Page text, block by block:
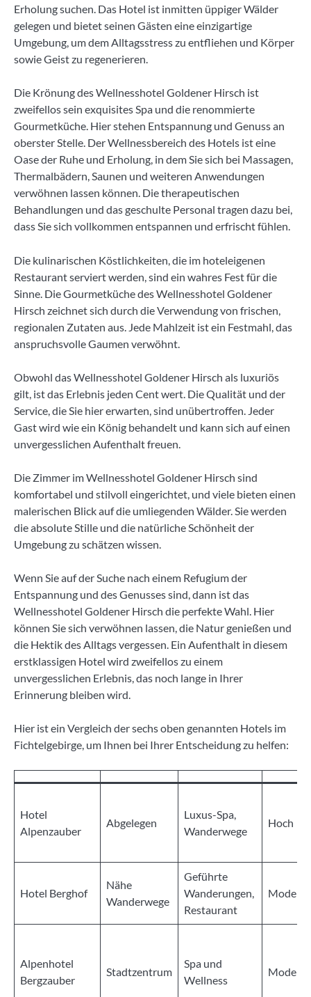
Erholung suchen. Das Hotel ist inmitten üppiger Wälder
gelegen und bietet seinen Gästen eine einzigartige
Umgebung, um dem Alltagsstress zu entfliehen und Körper
sowie Geist zu regenerieren.
Die Krönung des Wellnesshotel Goldener Hirsch ist
zweifellos sein exquisites Spa und die renommierte
Gourmetküche. Hier stehen Entspannung und Genuss an
oberster Stelle. Der Wellnessbereich des Hotels ist eine
Oase der Ruhe und Erholung, in dem Sie sich bei Massagen,
Thermalbädern, Saunen und weiteren Anwendungen
verwöhnen lassen können. Die therapeutischen
Behandlungen und das geschulte Personal tragen dazu bei,
dass Sie sich vollkommen entspannen und erfrischt fühlen.
Die kulinarischen Köstlichkeiten, die im hoteleigenen
Restaurant serviert werden, sind ein wahres Fest für die
Sinne. Die Gourmetküche des Wellnesshotel Goldener
Hirsch zeichnet sich durch die Verwendung von frischen,
regionalen Zutaten aus. Jede Mahlzeit ist ein Festmahl, das
anspruchsvolle Gaumen verwöhnt.
Obwohl das Wellnesshotel Goldener Hirsch als luxuriös
gilt, ist das Erlebnis jeden Cent wert. Die Qualität und der
Service, die Sie hier erwarten, sind unübertroffen. Jeder
Gast wird wie ein König behandelt und kann sich auf einen
unvergesslichen Aufenthalt freuen.
Die Zimmer im Wellnesshotel Goldener Hirsch sind
komfortabel und stilvoll eingerichtet, und viele bieten einen
malerischen Blick auf die umliegenden Wälder. Sie werden
die absolute Stille und die natürliche Schönheit der
Umgebung zu schätzen wissen.
Wenn Sie auf der Suche nach einem Refugium der
Entspannung und des Genusses sind, dann ist das
Wellnesshotel Goldener Hirsch die perfekte Wahl. Hier
können Sie sich verwöhnen lassen, die Natur genießen und
die Hektik des Alltags vergessen. Ein Aufenthalt in diesem
erstklassigen Hotel wird zweifellos zu einem
unvergesslichen Erlebnis, das noch lange in Ihrer
Erinnerung bleiben wird.
Hier ist ein Vergleich der sechs oben genannten Hotels im
Fichtelgebirge, um Ihnen bei Ihrer Entscheidung zu helfen:
Hotel
Alpenzauber
Abgelegen
Luxus-Spa,
Wanderwege
Hoch
Hotel Berghof
Nähe
Wanderwege
Geführte
Wanderungen,
Restaurant
Moderat
Alpenhotel
Bergzauber
Stadtzentrum
Spa und
Wellness
Moderat